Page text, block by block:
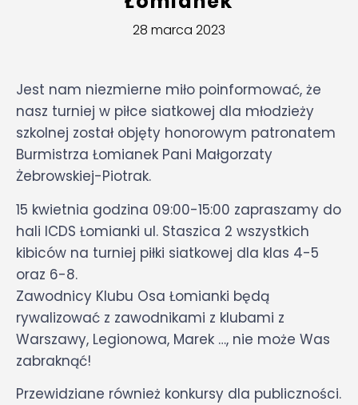
28 marca 2023
Jest nam niezmierne miło poinformować, że
nasz turniej w piłce siatkowej dla młodzieży
szkolnej został objęty honorowym patronatem
Burmistrza Łomianek Pani Małgorzaty
Żebrowskiej-Piotrak.
15 kwietnia godzina 09:00-15:00 zapraszamy do
hali ICDS Łomianki ul. Staszica 2 wszystkich
kibiców na turniej piłki siatkowej dla klas 4-5
oraz 6-8.
Zawodnicy Klubu Osa Łomianki będą
rywalizować z zawodnikami z klubami z
Warszawy, Legionowa, Marek …, nie może Was
zabraknąć!
Przewidziane również konkursy dla publiczności.